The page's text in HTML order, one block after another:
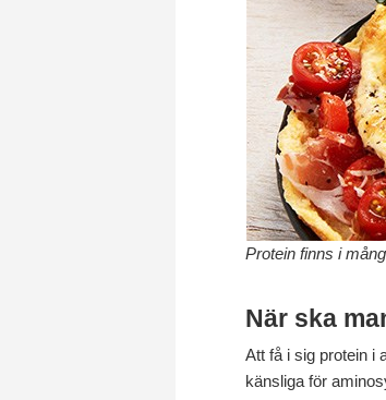
Protein finns i
När ska
Att få i sig protein i
känsliga för